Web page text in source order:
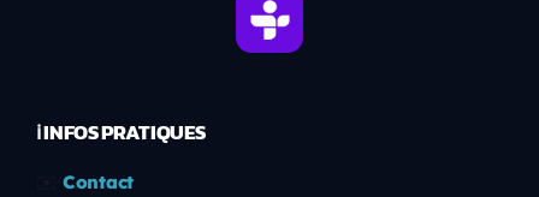
ℹ️ INFOS PRATIQUES
Contact